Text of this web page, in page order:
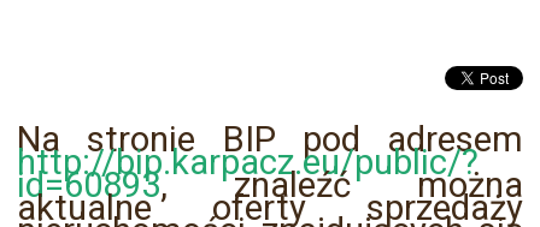
Na stronie BIP pod adresem
http://bip.karpacz.eu/public/?
id=60893, znaleźć można
aktualne oferty sprzedaży